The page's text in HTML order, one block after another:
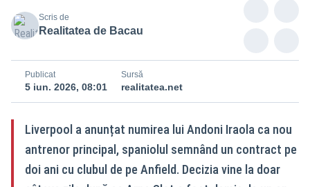
Scris de
Realitatea de Bacau
Publicat
5 iun. 2026, 08:01
Sursă
realitatea.net
Liverpool a anunțat numirea lui Andoni Iraola ca nou
antrenor principal, spaniolul semnând un contract pe
doi ani cu clubul de pe Anfield. Decizia vine la doar